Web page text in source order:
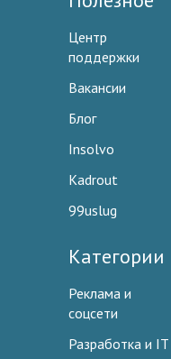
Центр
поддержки
Вакансии
Блог
Insolvo
Kadrout
99uslug
Категории
Реклама и
соцсети
Разработка и IT